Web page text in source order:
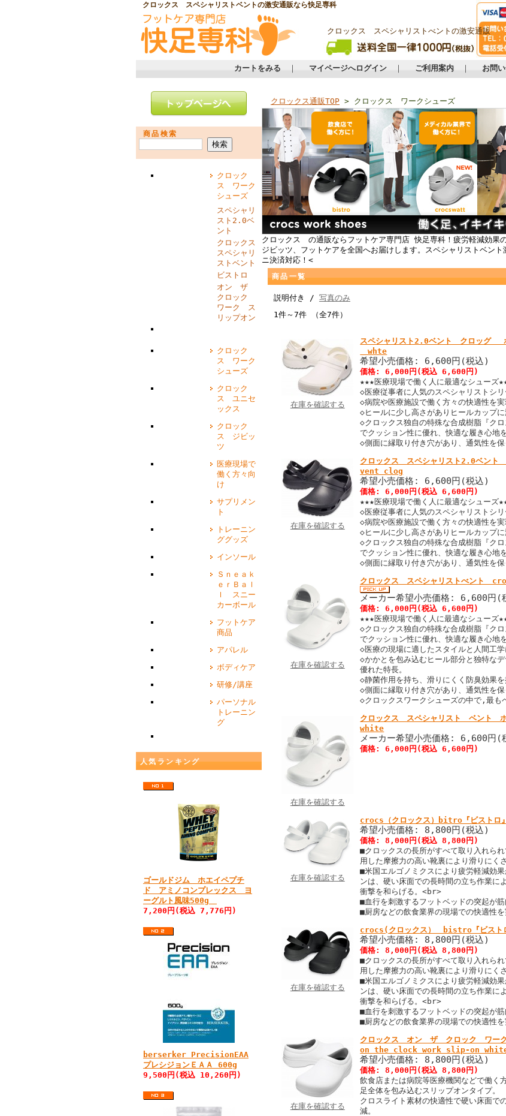
クロックス スペシャリストベントの激安通販なら快足専科
クロックス スペシャリストべントの激安通販
カートをみる ｜ マイページへログイン ｜ ご利用案内 ｜ お問
商品検索
クロック
ス ワーク
シューズ
スペシャリ
スト2.0ベ
ント
クロックス
スペシャリ
ストベント
ビストロ
オン ザ
クロック
ワーク ス
リップオン
クロック
ス ワーク
シューズ
クロック
ス ユニセ
ックス
クロック
ス ジビッ
ツ
医療現場で
働く方々向
け
サプリメン
ト
トレーニン
ググッズ
インソール
Ｓｎｅａｋ
ｅｒＢａｌ
ｌ スニー
カーボール
フットケア
商品
アパレル
ボディケア
研修/講座
パーソナル
トレーニン
グ
人気ランキング
ゴールドジム ホエイペプチ
ド アミノコンプレックス ヨ
ーグルト風味500g
7,200円(税込 7,776円)
berserker PrecisionEAA
プレシジョンＥＡＡ 600g
9,500円(税込 10,260円)
クロックス通販TOP > クロックス ワークシューズ
クロックス の通販ならフットケア専門店 快足専科！疲労軽減効果
ジビッツ、フットケアを全国へお届けします。スペシャリストベン
ニ決済対応！<
商品一覧
説明付き / 写真のみ
1件～7件 （全7件）
在庫を確認する
スペシャリスト2.0ベント クロ
whte
希望小売価格: 6,600円(税込)
価格: 6,000円(税込 6,600円)
★★★医療現場で働く人に最適なシューズ
◇医療従事者に人気のスペシャリストシ
◇病院や医療施設で働く方々の快適性を
◇ヒールに少し高さがありヒールカップ
◇クロックス独自の特殊な合成樹脂『ク
でクッション性に優れ、快適な履き心地を
◇側面に縁取り付き穴があり、通気性を保
在庫を確認する
クロックス スペシャリスト2.0ベ
vent clog
希望小売価格: 6,600円(税込)
価格: 6,000円(税込 6,600円)
★★★医療現場で働く人に最適なシューズ
◇医療従事者に人気のスペシャリストシ
◇病院や医療施設で働く方々の快適性を
◇ヒールに少し高さがありヒールカップ
◇クロックス独自の特殊な合成樹脂『ク
でクッション性に優れ、快適な履き心地を
◇側面に縁取り付き穴があり、通気性を保
在庫を確認する
クロックス スペシャリストべン
メーカー希望小売価格: 6,600円(
価格: 6,000円(税込 6,600円)
★★★医療現場で働く人に最適なシューズ
◇クロックス独自の特殊な合成樹脂『ク
でクッション性に優れ、快適な履き心地を
◇医療の現場に適したスタイルと人間工学
◇かかとを包み込むヒール部分と独特な
優れた特長。
◇静菌作用を持ち、滑りにくく防臭効果を
◇側面に縁取り付き穴があり、通気性を保
◇クロックスワークシューズの中で,最も
在庫を確認する
クロックス スペシャリスト ベン
white
メーカー希望小売価格: 6,600円(
価格: 6,000円(税込 6,600円)
在庫を確認する
crocs（クロックス）bitro『ビストロ
希望小売価格: 8,800円(税込)
価格: 8,000円(税込 8,800円)
■クロックスの長所がすべて取り入れ
用した摩擦力の高い靴裏により滑りにく
■米国エルゴノミクスにより疲労軽減効
ンは、硬い床面での長時間の立ち作業に
衝撃を和らげる。<br>
■血行を刺激するフットベッドの突起が
■厨房などの飲食業界の現場での快適性
在庫を確認する
crocs(クロックス） bistro『ビス
希望小売価格: 8,800円(税込)
価格: 8,000円(税込 8,800円)
■クロックスの長所がすべて取り入れ
用した摩擦力の高い靴裏により滑りにく
■米国エルゴノミクスにより疲労軽減効
ンは、硬い床面での長時間の立ち作業に
衝撃を和らげる。<br>
■血行を刺激するフットベッドの突起が
■厨房などの飲食業界の現場での快適性
在庫を確認する
クロックス オン ザ クロック ワ
on the clock work slip-on
希望小売価格: 8,800円(税込)
価格: 8,000円(税込 8,800円)
飲食店または病院等医療機関などで働く
足全体を包み込むスリップオンタイプ。
クロスライト素材の快適性で硬い床面で
減。